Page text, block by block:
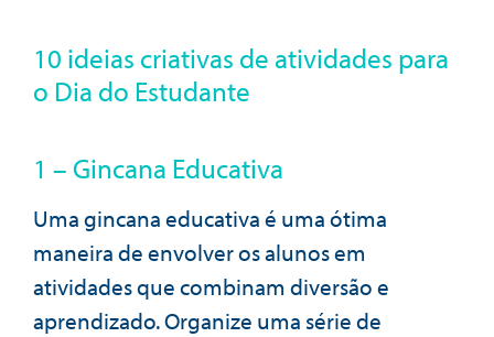
10 ideias criativas de atividades para
o Dia do Estudante
1 – Gincana Educativa
Uma gincana educativa é uma ótima
maneira de envolver os alunos em
atividades que combinam diversão e
aprendizado. Organize uma série de